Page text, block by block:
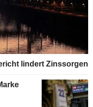
lindert Zinssorgen